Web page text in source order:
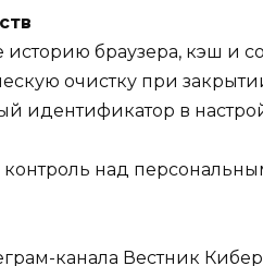
историю браузера, кэш и
очистку при
идентификатор в
над
канала Вестник